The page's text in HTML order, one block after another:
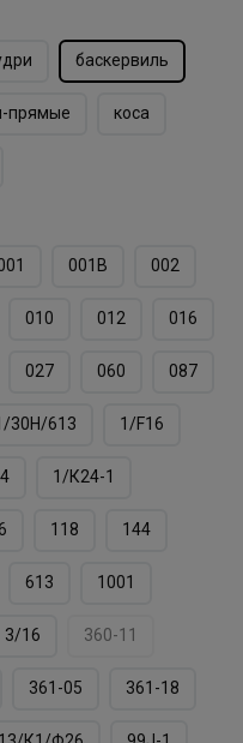
баскервиль
прямые коса
001B 002
010 012 016
027 060 087
30Н/613 1/F16
1/К24-1
118 144
613 1001
3/16 360-11
361-05 361-18